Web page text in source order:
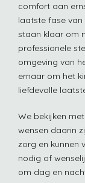
comfort aan
laatste fase van
staan klaar om
professionele
omgeving van
ernaar om het
liefdevolle
We bekijken
wensen daarin
zorg en kunnen
nodig of
om dag en